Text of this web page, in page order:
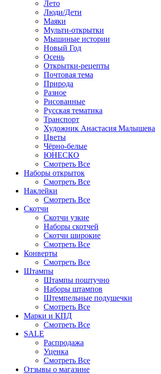
Лето
Люди/Дети
Маяки
Мульти-открытки
Мышиные истории
Новый Год
Осень
Открытки-рецепты
Почтовая тема
Природа
Разное
Рисованные
Русская тематика
Транспорт
Художник Анастасия Малышева
Цветы
Чёрно-белые
ЮНЕСКО
Смотреть Все
Наборы открыток
Смотреть Все
Наклейки
Смотреть Все
Скотчи
Скотчи узкие
Наборы скотчей
Скотчи широкие
Смотреть Все
Конверты
Смотреть Все
Штампы
Штампы поштучно
Наборы штампов
Штемпельные подушечки
Смотреть Все
Марки и КПД
Смотреть Все
SALE
Распродажа
Уценка
Смотреть Все
Отзывы о магазине